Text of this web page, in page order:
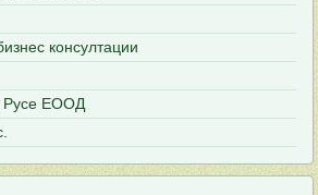
консултации
Русе ЕООД